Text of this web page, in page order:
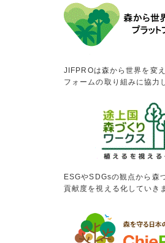
JIFPROは森から世界を変
フォームの取り組みに協力
ESGやSDGsの観点から森
貢献度を視える化していき